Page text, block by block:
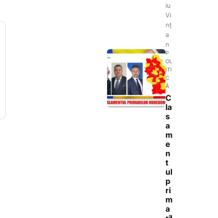
iu
Vi
nț
a
n
P
OL
ITI
C
Ă
C
la
s
a
m
e
n
t
ul
p
ri
m
a